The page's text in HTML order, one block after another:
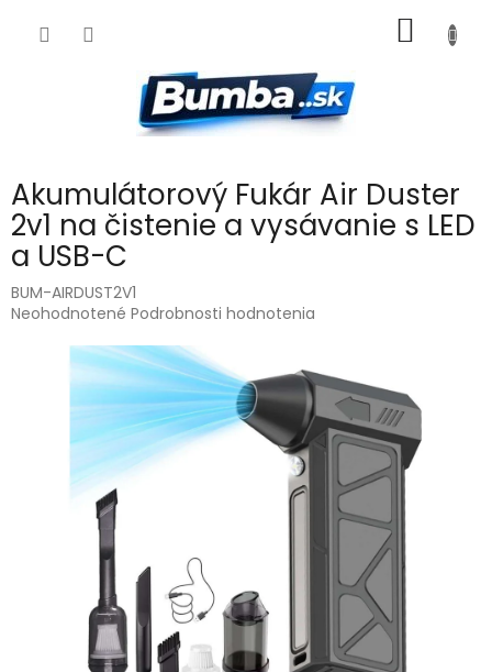
KOŠÍK
Akumulátorový Fukár Air Duster
2v1 na čistenie a vysávanie s LED
a USB-C
BUM-AIRDUST2V1
Priemerné
produktu
Neohodnotené Podrobnosti hodnotenia